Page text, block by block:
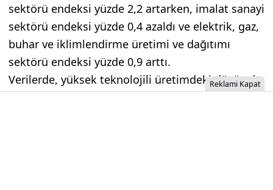
sektörü endeksi yüzde 2,2 artarken, imalat sanayi
sektörü endeksi yüzde 0,4 azaldı ve elektrik, gaz,
buhar ve iklimlendirme üretimi ve dağıtımı
sektörü endeksi yüzde 0,9 arttı.
Verilerde, yüksek teknolojili üretimdeki düşüş de
Reklami Kapat